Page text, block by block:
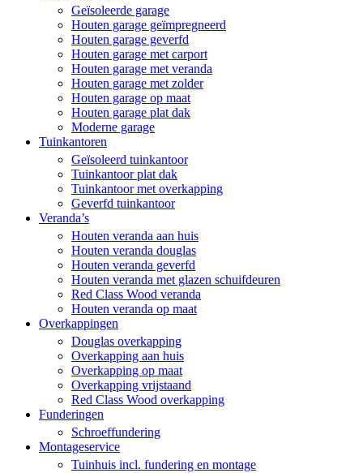
Geïsoleerde garage
Houten garage geïmpregneerd
Houten garage geverfd
Houten garage met carport
Houten garage met veranda
Houten garage met zolder
Houten garage op maat
Houten garage plat dak
Moderne garage
Tuinkantoren
Geïsoleerd tuinkantoor
Tuinkantoor plat dak
Tuinkantoor met overkapping
Geverfd tuinkantoor
Veranda’s
Houten veranda aan huis
Houten veranda douglas
Houten veranda geverfd
Houten veranda met glazen schuifdeuren
Red Class Wood veranda
Houten veranda op maat
Overkappingen
Douglas overkapping
Overkapping aan huis
Overkapping op maat
Overkapping vrijstaand
Red Class Wood overkapping
Funderingen
Schroeffundering
Montageservice
Tuinhuis incl. fundering en montage